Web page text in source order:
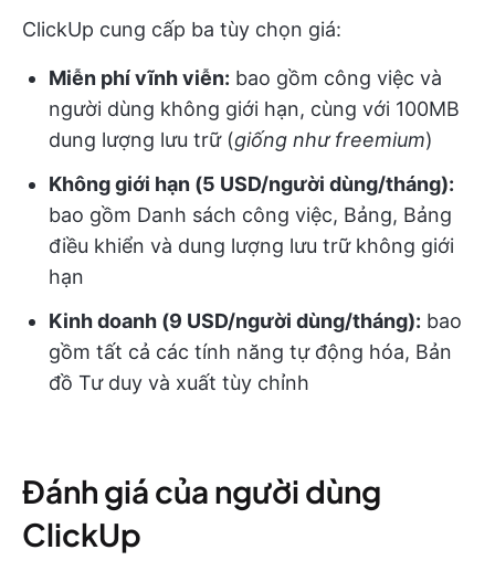
ClickUp cung cấp ba tùy chọn giá:
Miễn phí vĩnh viễn: bao gồm công việc và
người dùng không giới hạn, cùng với 100MB
dung lượng lưu trữ (giống như freemium)
Không giới hạn (5 USD/người dùng/tháng):
bao gồm Danh sách công việc, Bảng, Bảng
điều khiển và dung lượng lưu trữ không giới
hạn
Kinh doanh (9 USD/người dùng/tháng): bao
gồm tất cả các tính năng tự động hóa, Bản
đồ Tư duy và xuất tùy chỉnh
Đánh giá của người dùng
ClickUp